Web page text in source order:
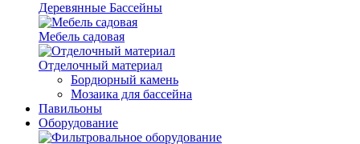
Деревянные Бассейны
Мебель садовая
Отделочный материал
Бордюрный камень
Мозаика для бассейна
Павильоны
Оборудование